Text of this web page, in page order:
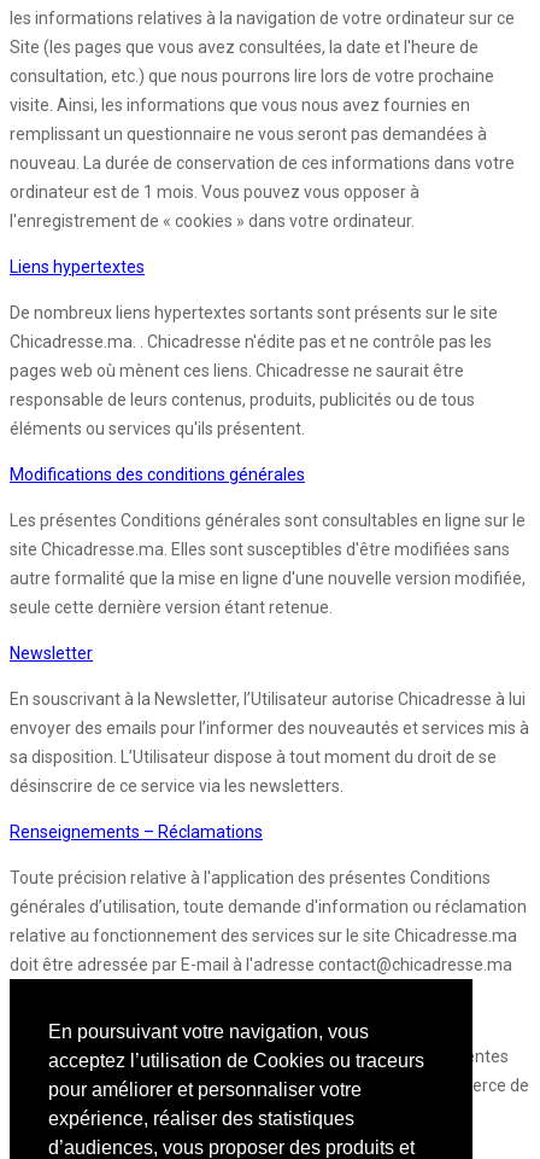
En poursuivant votre navigation, vous
acceptez l’utilisation de Cookies ou traceurs
pour améliorer et personnaliser votre
expérience, réaliser des statistiques
d’audiences, vous proposer des produits et
les informations relatives à la navigation de votre ordinateur sur ce
Site (les pages que vous avez consultées, la date et l'heure de
consultation, etc.) que nous pourrons lire lors de votre prochaine
visite. Ainsi, les informations que vous nous avez fournies en
remplissant un questionnaire ne vous seront pas demandées à
nouveau. La durée de conservation de ces informations dans votre
ordinateur est de 1 mois. Vous pouvez vous opposer à
l'enregistrement de « cookies » dans votre ordinateur.
Liens hypertextes
De nombreux liens hypertextes sortants sont présents sur le site
Chicadresse.ma. . Chicadresse n'édite pas et ne contrôle pas les
pages web où mènent ces liens. Chicadresse ne saurait être
responsable de leurs contenus, produits, publicités ou de tous
éléments ou services qu'ils présentent.
Modifications des conditions générales
Les présentes Conditions générales sont consultables en ligne sur le
site Chicadresse.ma. Elles sont susceptibles d'être modifiées sans
autre formalité que la mise en ligne d'une nouvelle version modifiée,
seule cette dernière version étant retenue.
Newsletter
En souscrivant à la Newsletter, l’Utilisateur autorise Chicadresse à lui
envoyer des emails pour l’informer des nouveautés et services mis à
sa disposition. L’Utilisateur dispose à tout moment du droit de se
désinscrire de ce service via les newsletters.
Renseignements – Réclamations
Toute précision relative à l'application des présentes Conditions
générales d’utilisation, toute demande d'information ou réclamation
relative au fonctionnement des services sur le site Chicadresse.ma
doit être adressée par E-mail à l'adresse contact@chicadresse.ma
Tout litige portant sur l'interprétation ou l'exécution des présentes
sera soumis à la compétence exclusive du Tribunal de Commerce de
Casablanca, la loi marocaine étant applicable au fond et à la
procédure.